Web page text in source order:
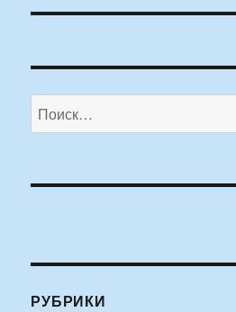
Искать:
РУБРИКИ